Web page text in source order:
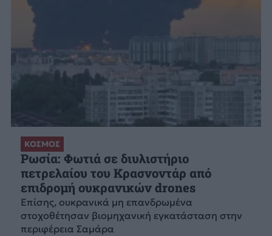
ΚΟΣΜΟΣ
Ρωσία: Φωτιά σε διυλιστήριο
πετρελαίου του Κρασνοντάρ από
επιδρομή ουκρανικών drones
Επίσης, ουκρανικά μη επανδρωμένα
στοχοθέτησαν βιομηχανική εγκατάσταση στην
περιφέρεια Σαμάρα